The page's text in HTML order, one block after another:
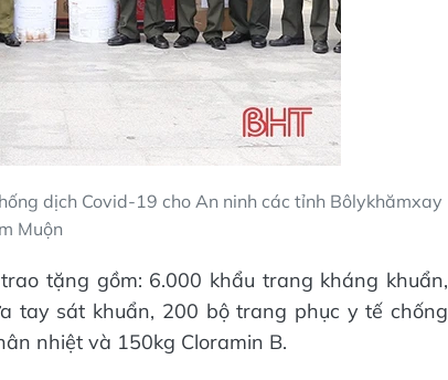
dịch Covid-19 cho An ninh các tỉnh Bôlykhămxay
Muộn
tặng gồm: 6.000 khẩu trang kháng khuẩn,
tay sát khuẩn, 200 bộ trang phục y tế chống
nhiệt và 150kg Cloramin B.